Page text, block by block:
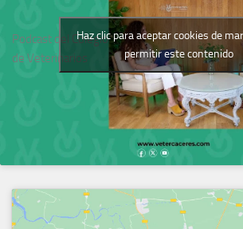
Podcast del Colegio
de Veterinarios
Haz clic para aceptar cookies de
permitir este contenido